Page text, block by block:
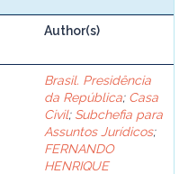
Author(s)
Brasil. Presidência
da República; Casa
Civil; Subchefia para
Assuntos Jurídicos;
FERNANDO
HENRIQUE